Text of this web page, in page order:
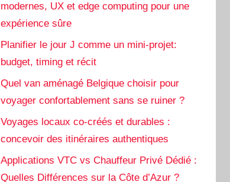
modernes, UX et edge computing pour une
expérience sûre
Planifier le jour J comme un mini-projet:
budget, timing et récit
Quel van aménagé Belgique choisir pour
voyager confortablement sans se ruiner ?
Voyages locaux co-créés et durables :
concevoir des itinéraires authentiques
Applications VTC vs Chauffeur Privé Dédié :
Quelles Différences sur la Côte d’Azur ?